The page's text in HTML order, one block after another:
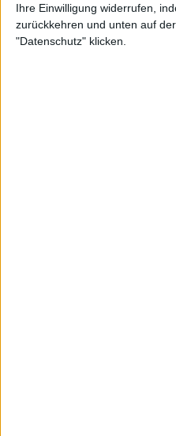
Ihre Einwilligung widerrufen,
zurückkehren und unten auf
"Datenschutz" klicken.